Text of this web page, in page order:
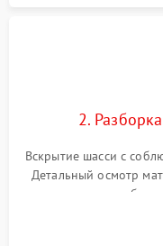
2.
Вскрытие шасси с
Детальный осмотр
контроллеров и